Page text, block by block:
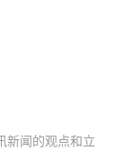
新闻的观点和立